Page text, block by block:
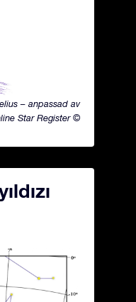
– anpassad av
Star Register ©